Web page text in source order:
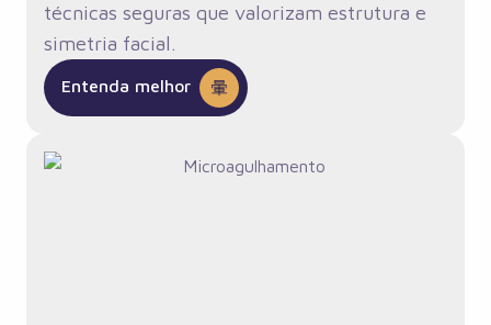
técnicas seguras que valorizam estrutura e
simetria facial.
Entenda melhor